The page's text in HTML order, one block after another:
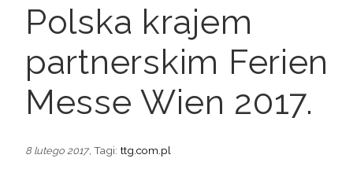
Polska krajem
partnerskim Ferien
Messe Wien 2017.
8 lutego 2017, Tagi: ttg.com.pl